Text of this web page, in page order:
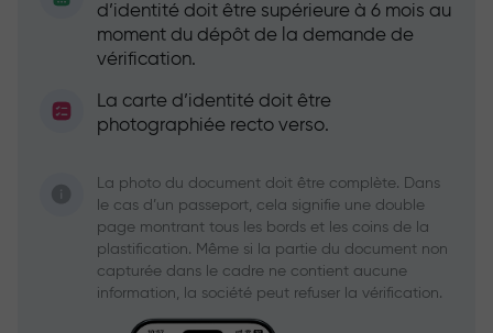
d’identité doit être supérieure à 6 mois au
moment du dépôt de la demande de
vérification.
La carte d’identité doit être
photographiée recto verso.
La photo du document doit être complète. Dans
le cas d’un passeport, cela signifie une double
page montrant tous les bords et les coins de la
plastification. Même si la partie du document non
capturée dans le cadre ne contient aucune
information, la société peut refuser la vérification.